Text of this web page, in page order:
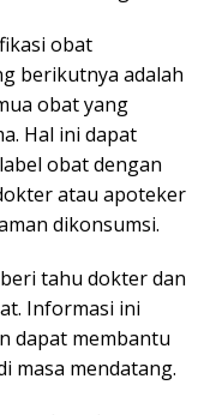
obat
berikutnya adalah
obat yang
Hal ini dapat
obat dengan
atau apoteker
dikonsumsi.
tahu dokter dan
Informasi ini
dapat membantu
masa mendatang.